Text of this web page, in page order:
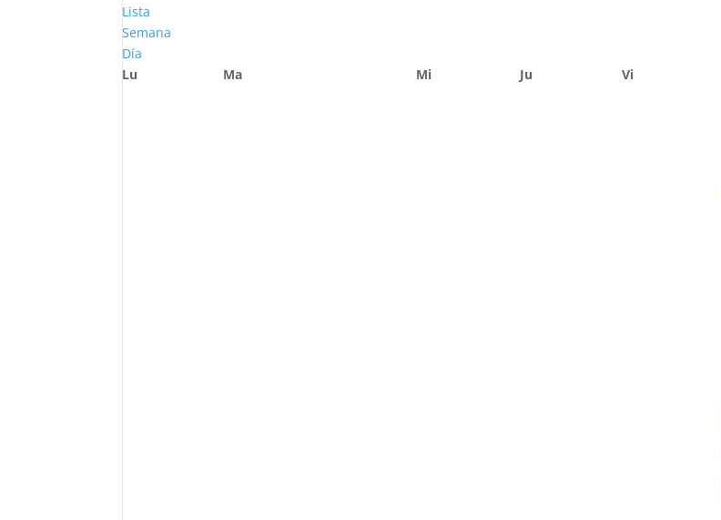
Lista
Semana
Día
Lu
Ma Mi Ju Vi